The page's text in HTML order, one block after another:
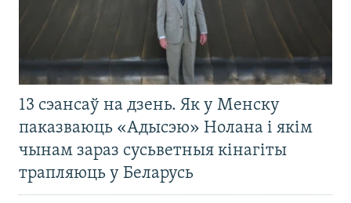
13 сэансаў на дзень. Як у Менску
паказваюць «Адысэю» Нолана і якім
чынам зараз сусьветныя кінагіты
трапляюць у Беларусь